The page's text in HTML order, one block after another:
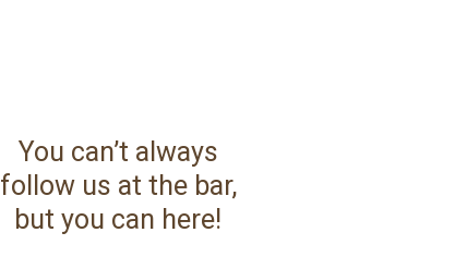
You can’t always
follow us at the bar,
but you can here!